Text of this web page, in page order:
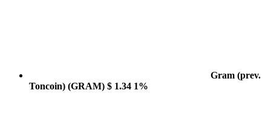
Gram (prev.
Toncoin) (GRAM) $ 1.34 1%